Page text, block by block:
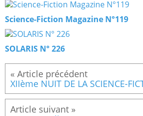
Science-Fiction Magazine N°119
SOLARIS N° 226